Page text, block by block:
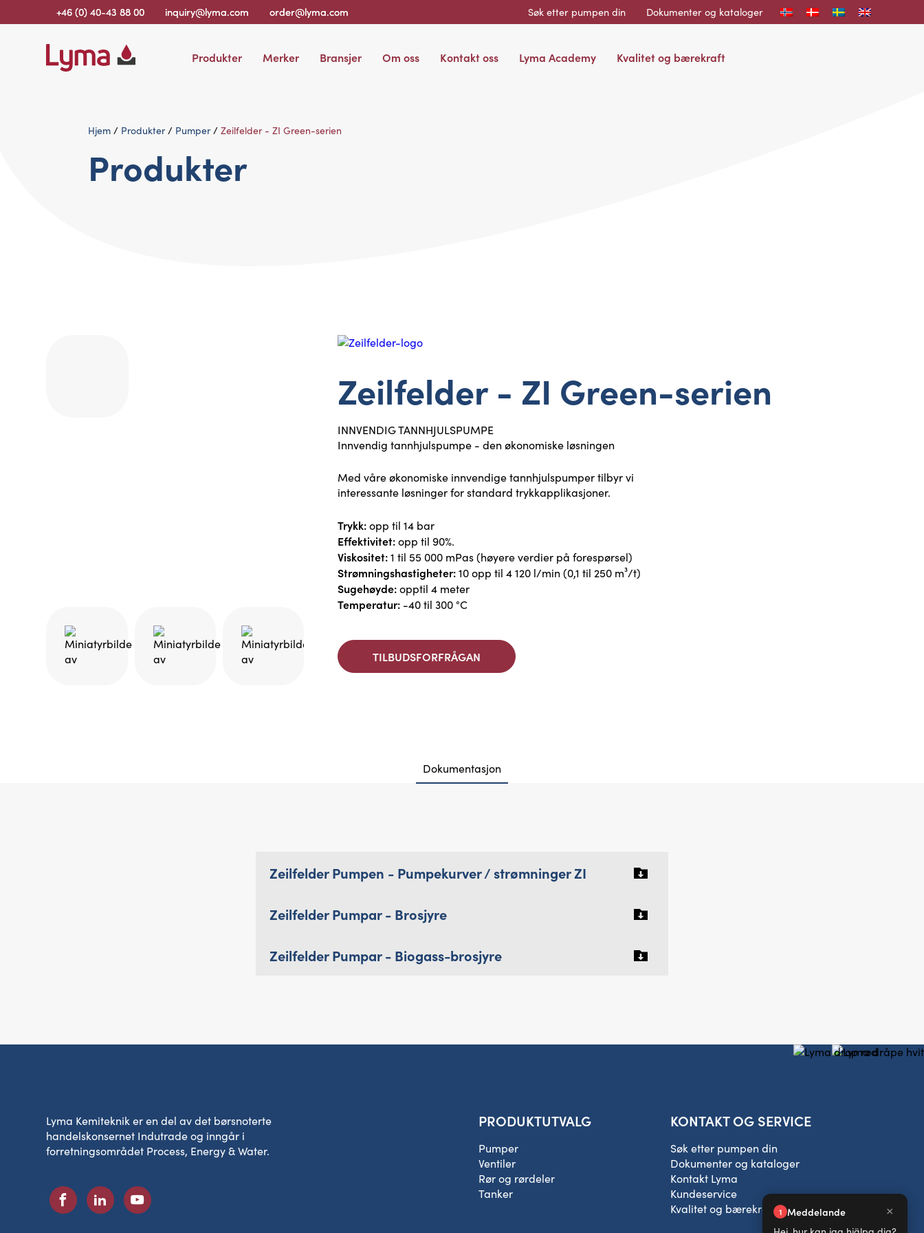
+46 (0) 40-43 88 00 inquiry@lyma.com order@lyma.com Søk etter pumpen din Dokumenter og kataloger
Produkter Merker Bransjer Om oss Kontakt oss Lyma Academy Kvalitet og bærekraft
Hjem / Produkter/ Pumper/Zeilfelder - ZI Green-serien
Produkter
Zeilfelder - ZI Green-serien
INNVENDIG TANNHJULSPUMPE
Innvendig tannhjulspumpe - den økonomiske løsningen
Med våre økonomiske innvendige tannhjulspumper tilbyr vi
interessante løsninger for standard trykkapplikasjoner.
Trykk:opp til 14 bar
Effektivitet:opp til 90%.
Viskositet:1 til 55 000 mPas (høyere verdier på forespørsel)
Strømningshastigheter:10 opp til 4 120 l/min (0,1 til 250 m³/t)
Sugehøyde:opptil 4 meter
Temperatur:-40 til 300 °C
TILBUDSFORFRÅGAN
Dokumentasjon
Zeilfelder Pumpen - Pumpekurver / strømninger ZI
Zeilfelder Pumpar - Brosjyre
Zeilfelder Pumpar - Biogass-brosjyre
Lyma Kemiteknik er en del av det børsnoterte
handelskonsernet Indutrade og inngår i
forretningsområdet Process, Energy & Water.
PRODUKTUTVALG
Pumper
Ventiler
Rør og rørdeler
Tanker
KONTAKT OG SERVICE
Søk etter pumpen din
Dokumenter og kataloger
Kontakt Lyma
Kundeservice
Kvalitet og bærekraft